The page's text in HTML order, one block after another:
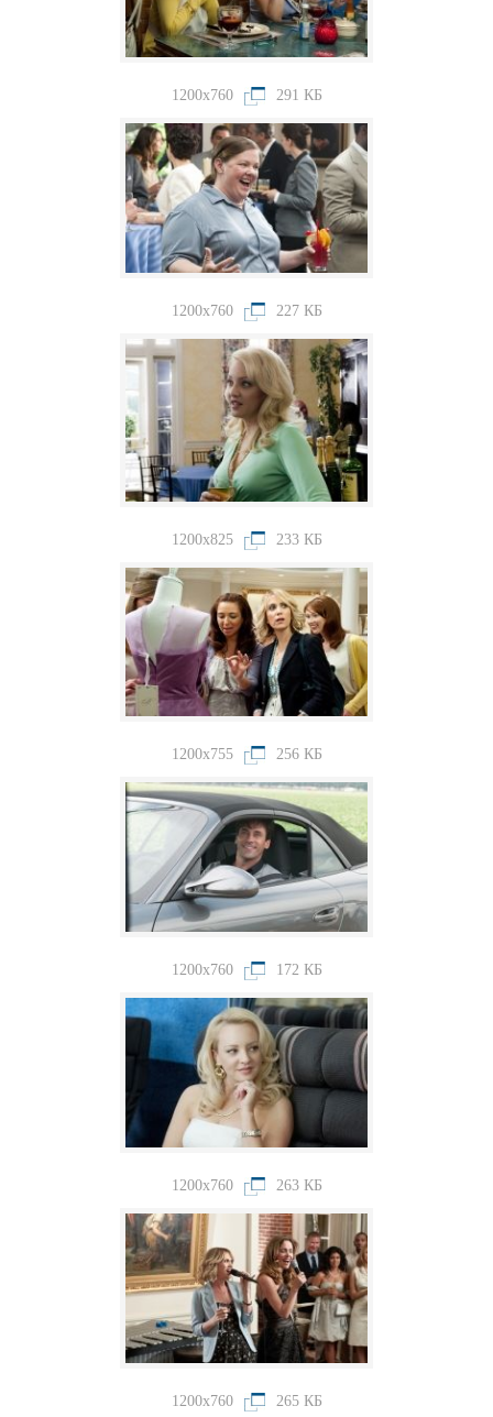
1200x760 291 КБ
1200x760 227 КБ
1200x825 233 КБ
1200x755 256 КБ
1200x760 172 КБ
1200x760 263 КБ
1200x760 265 КБ